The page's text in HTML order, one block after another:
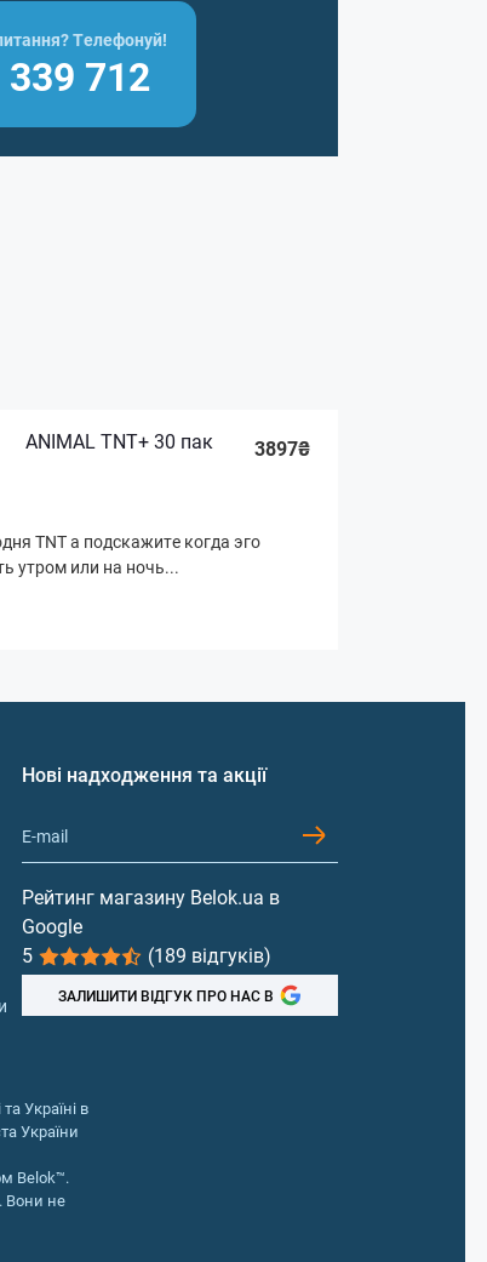
Телефонуй!
712
ANIMAL TNT+ 30 пак 3897₴
TNT а подскажите когда эго
утром или на ночь...
Нові надходження та акції
Рейтинг магазину Belok.ua в
Google
5
(189 відгуків)
ЗАЛИШИТИ ВІДГУК ПРО НАС В
Україні в
України
Belok™.
Вони не